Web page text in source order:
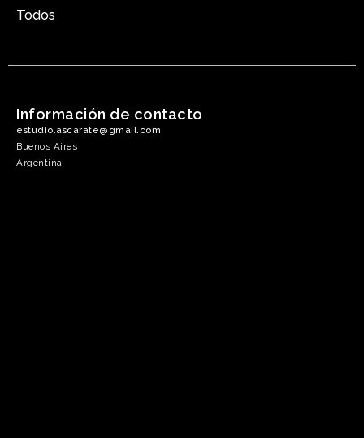
Todos
Información de contacto
estudio.ascarate@gmail.com
Buenos Aires
Argentina